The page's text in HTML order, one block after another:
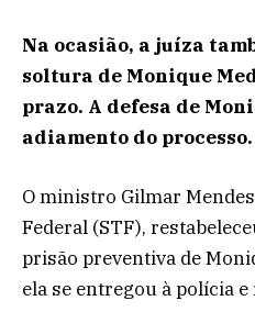
Na ocasião, a juíza
soltura de Monique
prazo. A defesa de
adiamento do processo.
O ministro Gilmar
Federal (STF),
prisão preventiva de
ela se entregou à polícia